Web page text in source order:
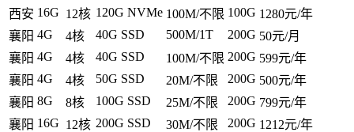
西安 16G 12核 120G NVMe 100M/不限 100G 1280元/年
襄阳 4G 4核 40G SSD 500M/1T 200G 50元/月
襄阳 4G 4核 40G SSD 100M/不限 200G 599元/年
襄阳 4G 4核 50G SSD 20M/不限 200G 500元/年
襄阳 8G 8核 100G SSD 25M/不限 200G 799元/年
襄阳 16G 12核 200G SSD 30M/不限 200G 1212元/年